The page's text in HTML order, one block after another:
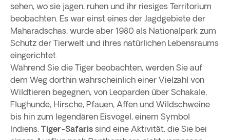
sehen, wo sie jagen, ruhen und ihr riesiges Territorium
beobachten. Es war einst eines der Jagdgebiete der
Maharadschas, wurde aber 1980 als Nationalpark zum
Schutz der Tierwelt und ihres natürlichen Lebensraums
eingerichtet.
Während Sie die Tiger beobachten, werden Sie auf
dem Weg dorthin wahrscheinlich einer Vielzahl von
Wildtieren begegnen, von Leoparden über Schakale,
Flughunde, Hirsche, Pfauen, Affen und Wildschweine
bis hin zum legendären Eisvogel, einem Symbol
Indiens. Tiger-Safaris sind eine Aktivität, die Sie bei